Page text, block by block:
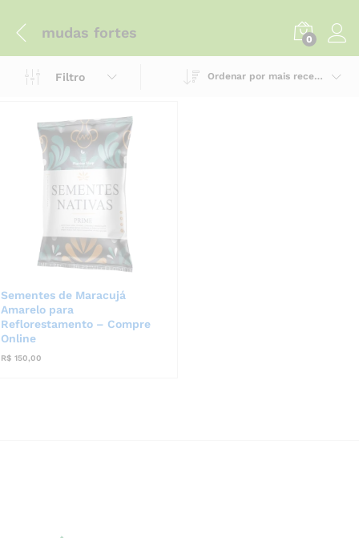
mudas fortes 0
Filtro Ordenar por mais recente
Sementes de Maracujá
Amarelo para
Reflorestamento – Compre
Online
R$ 150,00